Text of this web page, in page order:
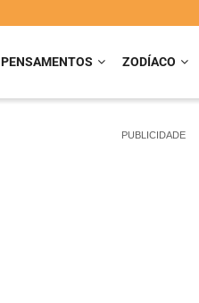
PENSAMENTOS ZODÍACO
PUBLICIDADE